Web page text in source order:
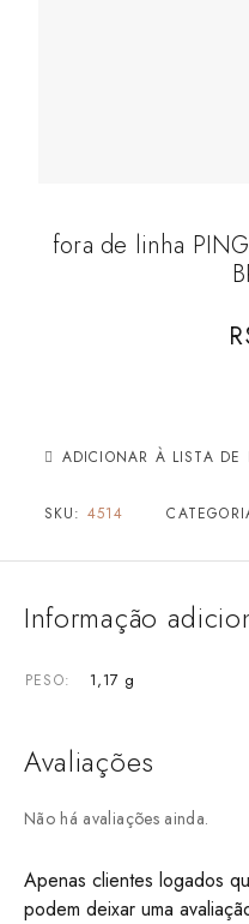
fora de linha
ADICIONAR À LISTA DE
SKU: 4514
Informação
PESO 1,17 g
Avaliações
Não há avaliações ainda.
Apenas clientes logados
podem deixar uma